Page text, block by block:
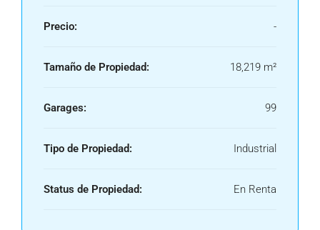
Precio: -
Tamaño de Propiedad: 18,219 m²
Garages: 99
Tipo de Propiedad: Industrial
Status de Propiedad: En Renta